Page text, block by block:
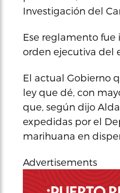
Investigación del
Ese reglamento
orden ejecutiva del
El actual Gobierno
ley que dé, con
que, según dijo
expedidas por el
marihuana en
Advertisements